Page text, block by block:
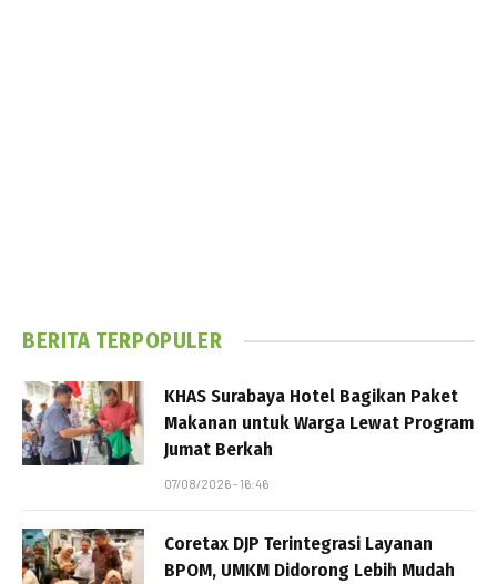
BERITA TERPOPULER
KHAS Surabaya Hotel Bagikan Paket
Makanan untuk Warga Lewat Program
Jumat Berkah
07/08/2026 - 16:46
Coretax DJP Terintegrasi Layanan
BPOM, UMKM Didorong Lebih Mudah